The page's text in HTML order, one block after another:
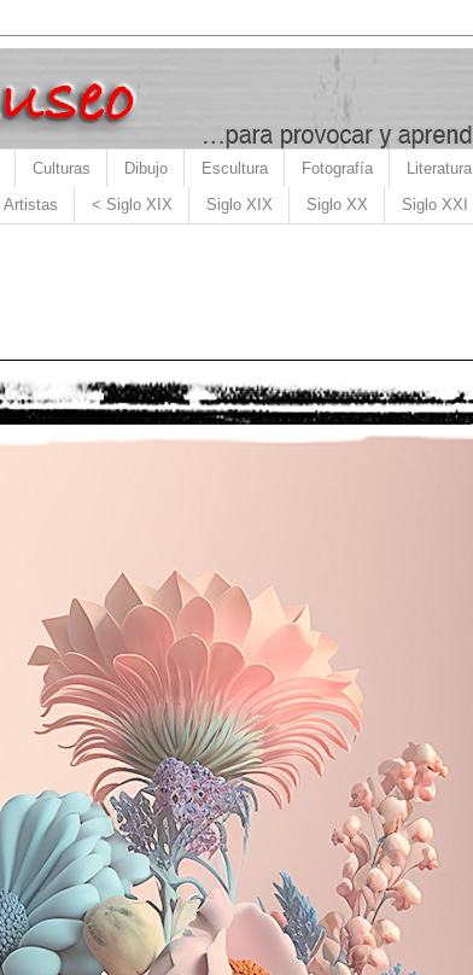
Culturas Dibujo Escultura Fotografía Literatura
Artistas < Siglo XIX Siglo XIX Siglo XX Siglo XXI